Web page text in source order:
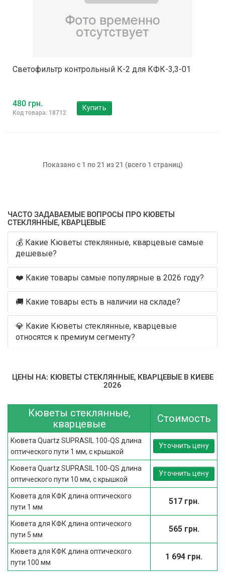
Светофильтр контрольный К-2 для КФК-3,3-01
480 грн.
Код товара: 18712
Купить
Показано с 1 по 21 из 21 (всего 1 страниц)
ЧАСТО ЗАДАВАЕМЫЕ ВОПРОСЫ ПРО КЮВЕТЫ
СТЕКЛЯННЫЕ, КВАРЦЕВЫЕ
💰 Какие Кюветы стеклянные, кварцевые самые
дешевые?
❤️ Какие товары самые популярные в 2026 году?
🚚 Какие товары есть в наличии на складе?
💎 Какие Кюветы стеклянные, кварцевые
относятся к премиум сегменту?
ЦЕНЫ НА: КЮВЕТЫ СТЕКЛЯННЫЕ, КВАРЦЕВЫЕ В КИЕВЕ
2026
Кюветы стеклянные,
кварцевые
Стоимость
Кювета Quartz SUPRASIL 100-QS длина
оптического пути 1 мм, с крышкой
Уточнить цену
Кювета Quartz SUPRASIL 100-QS длина
оптического пути 10 мм, с крышкой
Уточнить цену
Кювета для КФК длина оптического
пути 1 мм
517 грн.
Кювета для КФК длина оптического
пути 5 мм
565 грн.
Кювета для КФК длина оптического
пути 100 мм
1 694 грн.